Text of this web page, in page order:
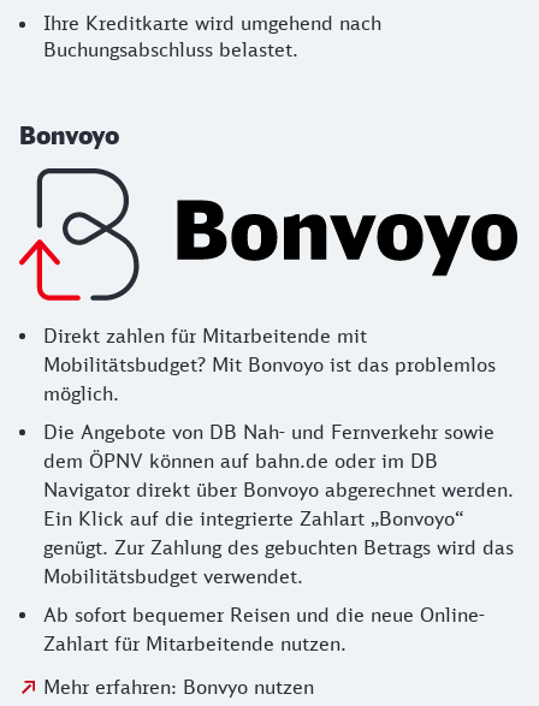
Ihre Kreditkarte wird umgehend nach
Buchungsabschluss belastet.
Bonvoyo
Direkt zahlen für Mitarbeitende mit
Mobilitätsbudget? Mit Bonvoyo ist das problemlos
möglich.
Die Angebote von DB Nah- und Fernverkehr sowie
dem ÖPNV können auf bahn.de oder im DB
Navigator direkt über Bonvoyo abgerechnet werden.
Ein Klick auf die integrierte Zahlart „Bonvoyo“
genügt. Zur Zahlung des gebuchten Betrags wird das
Mobilitätsbudget verwendet.
Ab sofort bequemer Reisen und die neue Online-
Zahlart für Mitarbeitende nutzen.
Mehr erfahren: Bonvyo nutzen